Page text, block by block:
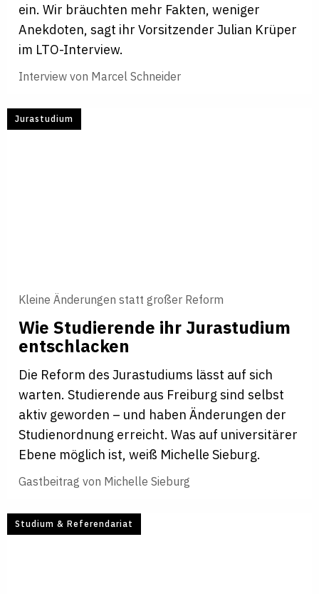
ein. Wir bräuchten mehr Fakten, weniger
Anekdoten, sagt ihr Vorsitzender Julian Krüper
im LTO-Interview.
Interview von Marcel Schneider
Jurastudium
Kleine Änderungen statt großer Reform
Wie Stu­die­rende ihr Jura­stu­dium
ent­schla­cken
Die Reform des Jurastudiums lässt auf sich
warten. Studierende aus Freiburg sind selbst
aktiv geworden – und haben Änderungen der
Studienordnung erreicht. Was auf universitärer
Ebene möglich ist, weiß Michelle Sieburg.
Gastbeitrag von Michelle Sieburg
Studium & Referendariat